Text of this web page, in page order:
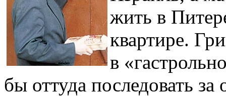
жить в
квартире.
в
бы оттуда последовать